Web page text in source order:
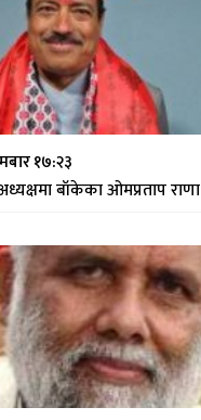
१७:२३
बाँकेका ओमप्रताप राणा